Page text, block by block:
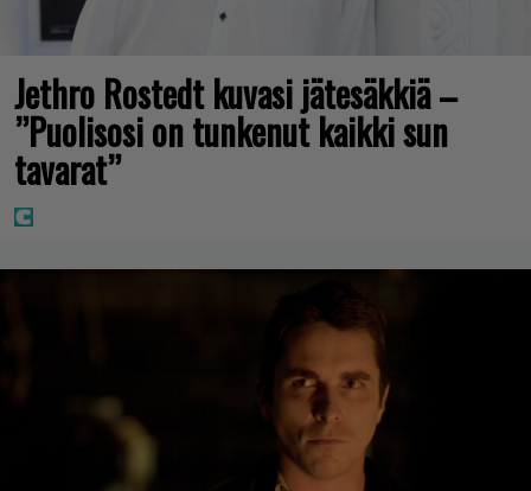
Jethro Rostedt kuvasi jätesäkkiä –
”Puolisosi on tunkenut kaikki sun
tavarat”